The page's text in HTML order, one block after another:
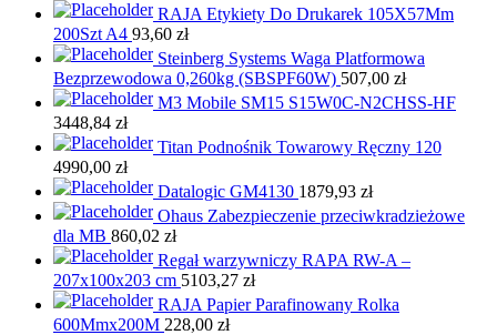
RAJA Etykiety Do Drukarek 105X57Mm
200Szt A4 93,60 zł
Steinberg Systems Waga Platformowa
Bezprzewodowa 0,260kg (SBSPF60W) 507,00 zł
M3 Mobile SM15 S15W0C-N2CHSS-HF
3448,84 zł
Titan Podnośnik Towarowy Ręczny 120
4990,00 zł
Datalogic GM4130 1879,93 zł
Ohaus Zabezpieczenie przeciwkradzieżowe
dla MB 860,02 zł
Regał warzywniczy RAPA RW-A –
207x100x203 cm 5103,27 zł
RAJA Papier Parafinowany Rolka
600Mmx200M 228,00 zł